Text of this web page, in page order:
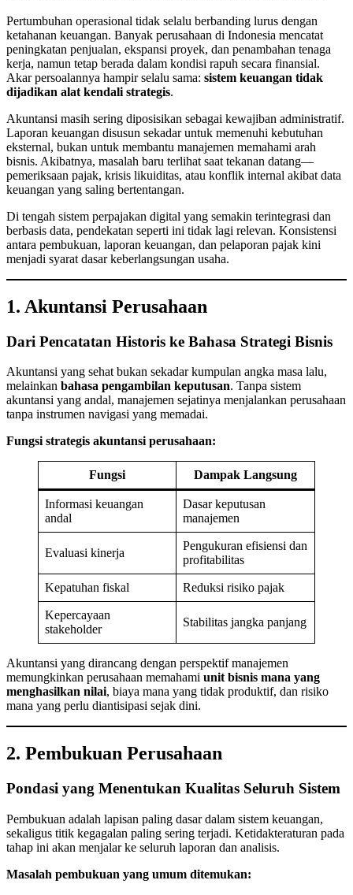
Pertumbuhan operasional tidak selalu berbanding lurus dengan
ketahanan keuangan. Banyak perusahaan di Indonesia mencatat
peningkatan penjualan, ekspansi proyek, dan penambahan tenaga
kerja, namun tetap berada dalam kondisi rapuh secara finansial.
Akar persoalannya hampir selalu sama: sistem keuangan tidak
dijadikan alat kendali strategis.
Akuntansi masih sering diposisikan sebagai kewajiban administratif.
Laporan keuangan disusun sekadar untuk memenuhi kebutuhan
eksternal, bukan untuk membantu manajemen memahami arah
bisnis. Akibatnya, masalah baru terlihat saat tekanan datang—
pemeriksaan pajak, krisis likuiditas, atau konflik internal akibat data
keuangan yang saling bertentangan.
Di tengah sistem perpajakan digital yang semakin terintegrasi dan
berbasis data, pendekatan seperti ini tidak lagi relevan. Konsistensi
antara pembukuan, laporan keuangan, dan pelaporan pajak kini
menjadi syarat dasar keberlangsungan usaha.
1. Akuntansi Perusahaan
Dari Pencatatan Historis ke Bahasa Strategi Bisnis
Akuntansi yang sehat bukan sekadar kumpulan angka masa lalu,
melainkan bahasa pengambilan keputusan. Tanpa sistem
akuntansi yang andal, manajemen sejatinya menjalankan perusahaan
tanpa instrumen navigasi yang memadai.
Fungsi strategis akuntansi perusahaan:
Fungsi Dampak Langsung
Informasi keuangan
andal
Dasar keputusan
manajemen
Evaluasi kinerja
Pengukuran efisiensi dan
profitabilitas
Kepatuhan fiskal Reduksi risiko pajak
Kepercayaan
stakeholder
Stabilitas jangka panjang
Akuntansi yang dirancang dengan perspektif manajemen
memungkinkan perusahaan memahami unit bisnis mana yang
menghasilkan nilai, biaya mana yang tidak produktif, dan risiko
mana yang perlu diantisipasi sejak dini.
2. Pembukuan Perusahaan
Pondasi yang Menentukan Kualitas Seluruh Sistem
Pembukuan adalah lapisan paling dasar dalam sistem keuangan,
sekaligus titik kegagalan paling sering terjadi. Ketidakteraturan pada
tahap ini akan menjalar ke seluruh laporan dan analisis.
Masalah pembukuan yang umum ditemukan: